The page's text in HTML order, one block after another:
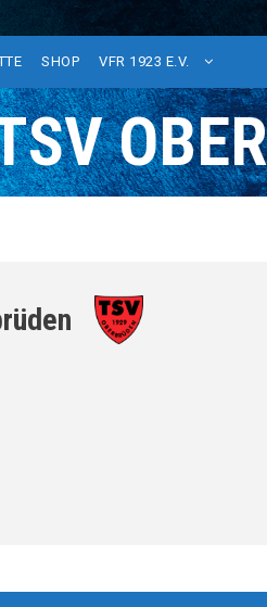
SHOP VFR 1923 E.V.